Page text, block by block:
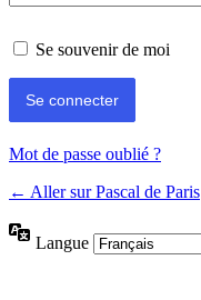
Se souvenir de moi
Mot de passe oublié ?
← Aller sur Pascal de Paris
Langue